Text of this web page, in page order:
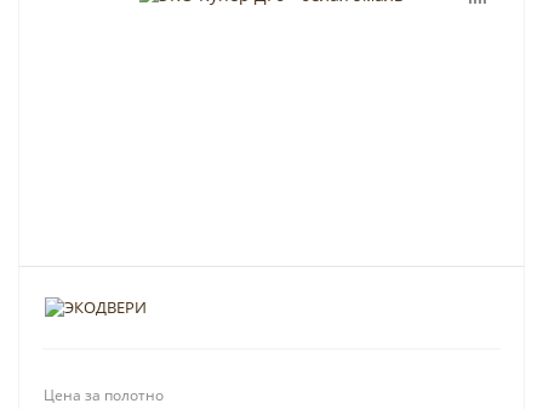
Цена за полотно